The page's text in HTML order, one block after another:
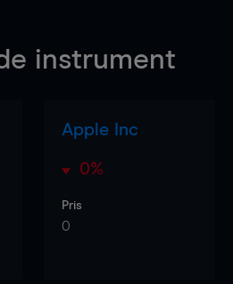
instrument
Apple Inc
0%
Pris
0